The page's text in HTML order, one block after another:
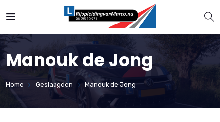
Manouk de Jong
Home Geslaagden Manouk de Jong